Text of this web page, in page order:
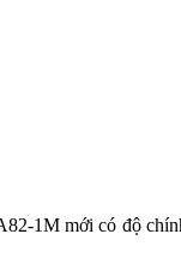
1M mới có độ